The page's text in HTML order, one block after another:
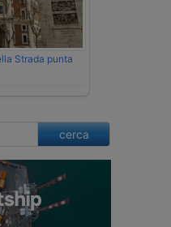
Strada punta
cerca